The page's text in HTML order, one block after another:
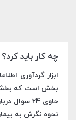
چه کار باید کرد؟
ابزار گردآوری
بخش است که بخش
حاوی 24
نحوه نگرش به